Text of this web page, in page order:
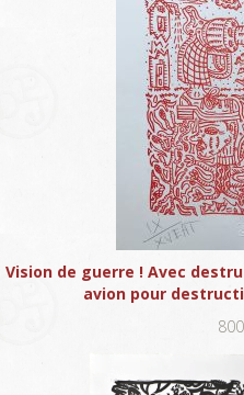
Vision de guerre ! Avec
avion pour